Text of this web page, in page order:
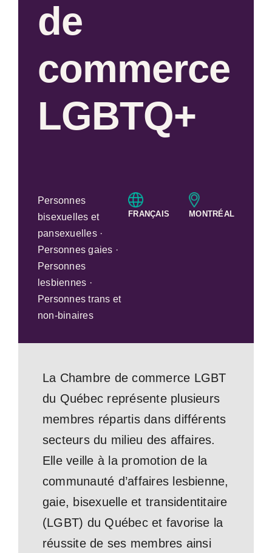
de
commerce
LGBTQ+
Personnes
bisexuelles et
pansexuelles ·
Personnes gaies ·
Personnes
lesbiennes ·
Personnes trans et
non-binaires
FRANÇAIS MONTRÉAL
La Chambre de commerce LGBT
du Québec représente plusieurs
membres répartis dans différents
secteurs du milieu des affaires.
Elle veille à la promotion de la
communauté d’affaires lesbienne,
gaie, bisexuelle et transidentitaire
(LGBT) du Québec et favorise la
réussite de ses membres ainsi